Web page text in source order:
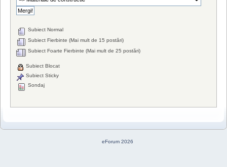
Subiect Normal
Subiect Fierbinte (Mai mult de 15 postări)
Subiect Foarte Fierbinte (Mai mult de 25 postări)
Subiect Blocat
Subiect Sticky
Sondaj
eForum 2026